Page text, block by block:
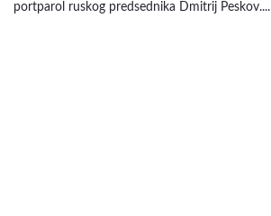
portparol ruskog predsednika Dmitrij Peskov....